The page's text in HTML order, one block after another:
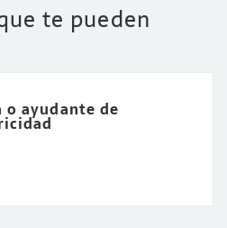
te pueden
ayudante de